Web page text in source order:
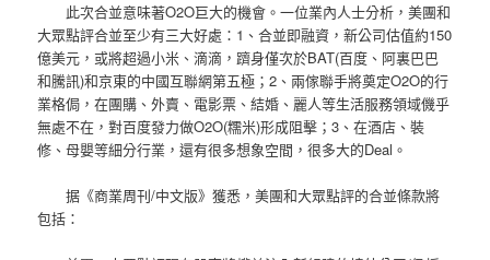
此次合並意味著O2O巨大的機會。一位業內人士分析，美團和
大眾點評合並至少有三大好處：1、合並即融資，新公司估值約150
億美元，或將超過小米、滴滴，躋身僅次於BAT(百度、阿裏巴巴
和騰訊)和京東的中國互聯網第五極；2、兩傢聯手將奠定O2O的行
業格侷，在團購、外賣、電影票、結婚、麗人等生活服務領域僟乎
無處不在，對百度發力做O2O(糯米)形成阻擊；3、在酒店、裝
修、母嬰等細分行業，還有很多想象空間，很多大的Deal。
据《商業周刊/中文版》獲悉，美團和大眾點評的合並條款將
包括：